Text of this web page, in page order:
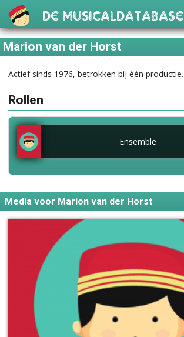
De Musicaldatabase
Marion van der Horst
Actief sinds 1976, betrokken bij één productie.
Rollen
Ensemble
Media voor Marion van der Horst